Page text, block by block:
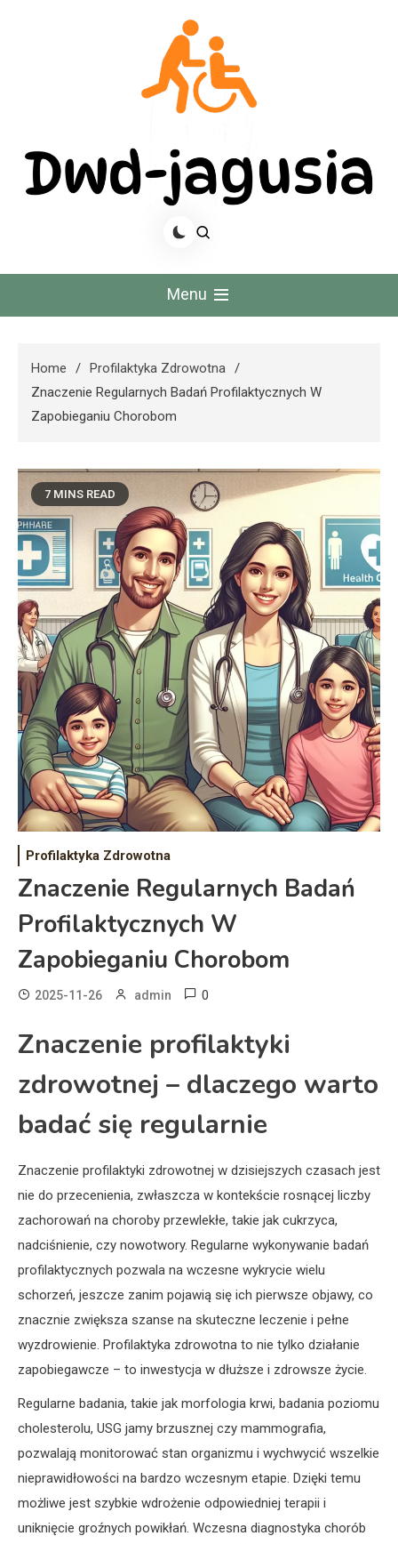
Dwd Jagusia
Menu
Home
Profilaktyka Zdrowotna
Znaczenie Regularnych Badań Profilaktycznych W
Zapobieganiu Chorobom
7 MINS READ
Profilaktyka Zdrowotna
Znaczenie Regularnych Badań
Profilaktycznych W
Zapobieganiu Chorobom
2025-11-26 admin 0
Znaczenie profilaktyki
zdrowotnej – dlaczego warto
badać się regularnie
Znaczenie profilaktyki zdrowotnej w dzisiejszych czasach jest
nie do przecenienia, zwłaszcza w kontekście rosnącej liczby
zachorowań na choroby przewlekłe, takie jak cukrzyca,
nadciśnienie, czy nowotwory. Regularne wykonywanie badań
profilaktycznych pozwala na wczesne wykrycie wielu
schorzeń, jeszcze zanim pojawią się ich pierwsze objawy, co
znacznie zwiększa szanse na skuteczne leczenie i pełne
wyzdrowienie. Profilaktyka zdrowotna to nie tylko działanie
zapobiegawcze – to inwestycja w dłuższe i zdrowsze życie.
Regularne badania, takie jak morfologia krwi, badania poziomu
cholesterolu, USG jamy brzusznej czy mammografia,
pozwalają monitorować stan organizmu i wychwycić wszelkie
nieprawidłowości na bardzo wczesnym etapie. Dzięki temu
możliwe jest szybkie wdrożenie odpowiedniej terapii i
uniknięcie groźnych powikłań. Wczesna diagnostyka chorób